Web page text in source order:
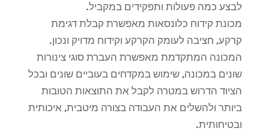
לבצע כמה פעולות ותפקידים במקביל.
מכונת קידוח כלונסאות מאפשרת קבלת דגימת
קרקע, חציבה לעומק הקרקע וקידוח מדויק ונכון.
המכונה המתקדמת מאפשרת העברת סוגי צינורות
שונים במכונה, שימוש במקדחים בעוביים שונים ובכל
הציוד הדרוש במטרה לקבל את התוצאות הטובות
ביותר ולהשלים את העבודה בצורה מיטבית, איכותית
ובטיחותית.